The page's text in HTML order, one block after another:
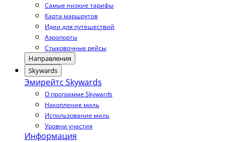
Самые низкие тарифы
Карта маршрутов
Идеи для путешествий
Аэропорты
Стыковочные рейсы
Направления
Skywards
Эмирейтс Skywards
О программе Skywards
Накопление миль
Использование миль
Уровни участия
Информация